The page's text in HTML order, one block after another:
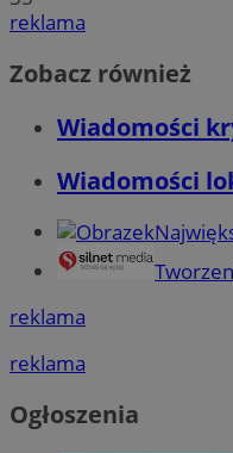
reklama
Zobacz również
Wiadomości
Wiadomości
reklama
reklama
Ogłoszenia